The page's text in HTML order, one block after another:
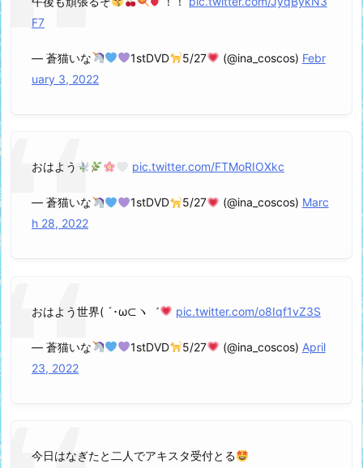
F7
— 蒼猫いな 1stDVD 5/27 (@ina_coscos) Febr
uary 3, 2022
おはよう pic.twitter.com/FTMoRIOXkc
— 蒼猫いな 1stDVD 5/27 (@ina_coscos) Marc
h 28, 2022
おはよう世界( ´･ω⊂ヽ゛ pic.twitter.com/o8Iqf1vZ3S
— 蒼猫いな 1stDVD 5/27 (@ina_coscos) April
23, 2022
今日はなぎたと二人でアキスタ受付とる